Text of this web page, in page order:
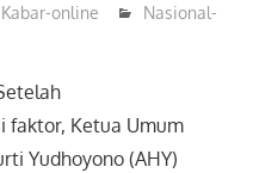
online
Nasional-
faktor, Ketua Umum
Yudhoyono (AHY)